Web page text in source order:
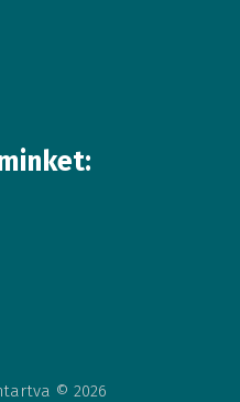
© 2026